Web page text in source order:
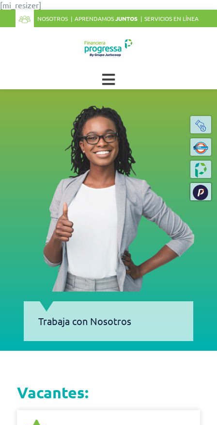
[mi_resizer]
NOSOTROS APRENDAMOSJUNTOS SERVICIOS EN LÍNEA
Trabaja con Nosotros
Vacantes: